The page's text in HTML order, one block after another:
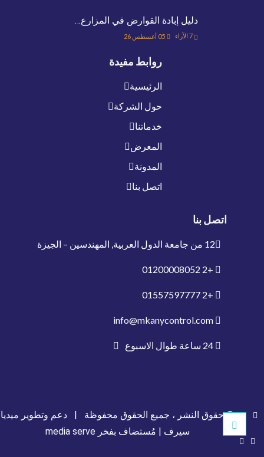
دليل إبادة القوارض في المزارع…
05 أغسطس 26 7 الآراء
روابط مفيدة
الرئيسية
حول الشركة
خدماتنا
المعرض
المدونة
اتصل بنا
اتصل بنا
12 من جامعة الدول العربية, المهندسين – الجيزة
+2
01200008052
+2
01557597777
© حقوق النشر ، جميع الحقوق محفوظة | دعم وتطوير ميديا
سيرف | مُستضاف بفخرmedia serve